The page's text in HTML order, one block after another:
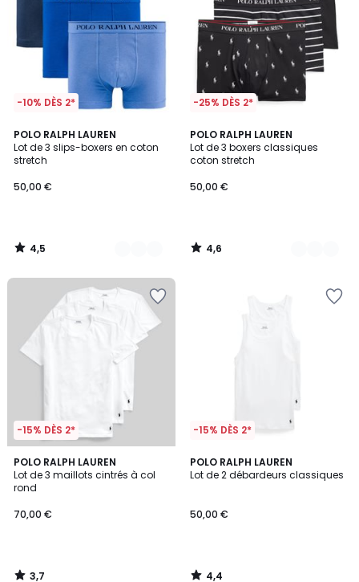
-10% DÈS 2*
POLO RALPH LAUREN
Lot de 3 slips-boxers en coton
stretch
50,00 €
4,5
/ 5
3
Couleurs
4,5
/
-25% DÈS 2*
POLO RALPH LAUREN
Lot de 3 boxers classiques
coton stretch
50,00 €
4,6
/ 5
16
Couleurs
4,6
/
-15% DÈS 2*
POLO RALPH LAUREN
Lot de 3 maillots cintrés à col
rond
70,00 €
3,7
/ 5
3,7
-15% DÈS 2*
POLO RALPH LAUREN
Lot de 2 débardeurs classiques
50,00 €
4,4
/ 5
4,4